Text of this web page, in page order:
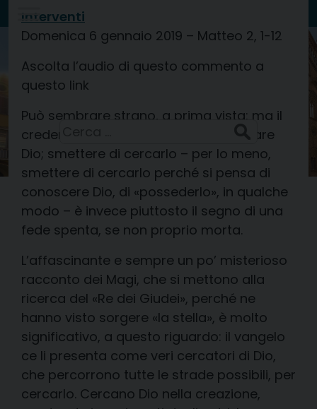
to
Diocesi di
CREMA
Ricerca
per:
Interventi
Domenica 6 gennaio 2019 – Matteo 2, 1-12
Ascolta l’audio di questo commento a
questo link
Può sembrare strano, a prima vista: ma il
credente è colui che continua a cercare
Dio; smettere di cercarlo – per lo meno,
smettere di cercarlo perché si pensa di
conoscere Dio, di «possederlo», in qualche
modo – è invece piuttosto il segno di una
fede spenta, se non proprio morta.
L’affascinante e sempre un po’ misterioso
racconto dei Magi, che si mettono alla
ricerca del «Re dei Giudei», perché ne
hanno visto sorgere «la stella», è molto
significativo, a questo riguardo: il vangelo
ce li presenta come veri cercatori di Dio,
che percorrono tutte le strade possibili, per
cercarlo. Cercano Dio nella creazione,